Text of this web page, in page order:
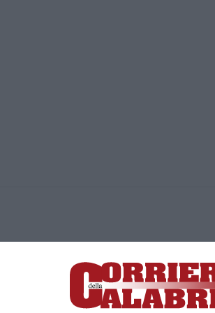
Lamezia Terme (CZ)
responsabile Paola Militano |Privacy